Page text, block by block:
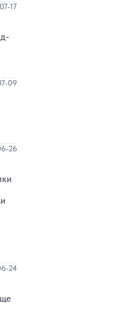
17
09
26
24